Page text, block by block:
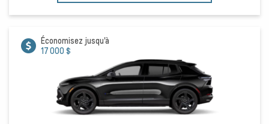
Économisez jusqu'à
17 000 $